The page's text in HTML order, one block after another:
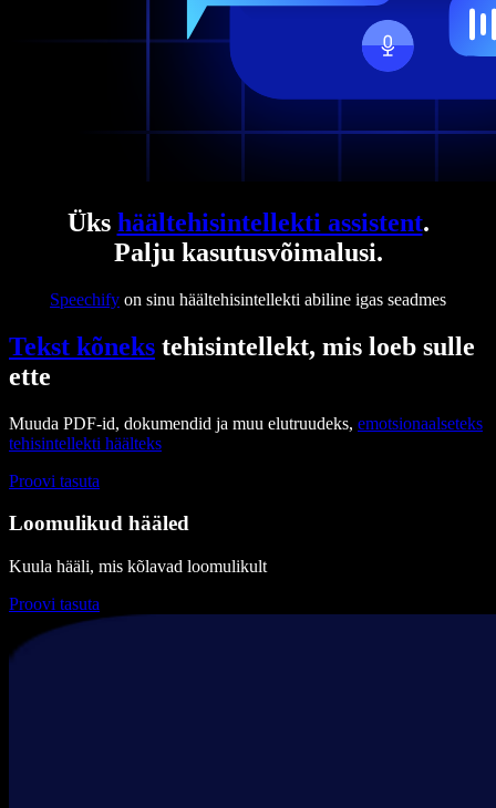
Üks häältehisintellekti assistent.
Palju kasutusvõimalusi.
Speechify on sinu häältehisintellekti abiline igas seadmes
Tekst kõneks tehisintellekt, mis loeb sulle
ette
Muuda PDF-id, dokumendid ja muu elutruudeks, emotsionaalseteks
tehisintellekti häälteks
Proovi tasuta
Loomulikud hääled
Kuula hääli, mis kõlavad loomulikult
Proovi tasuta